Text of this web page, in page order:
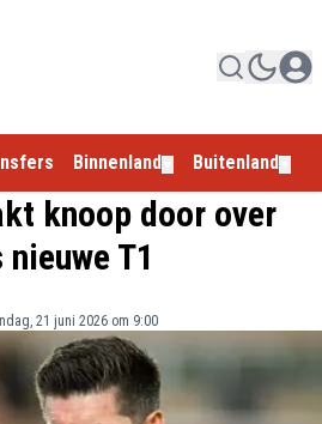
Binnenland Buitenland
knoop door over
T1
21 juni 2026 om 9:00